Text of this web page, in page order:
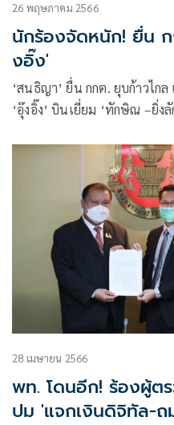
26 พฤษภาคม 2566
นักร้องจัดหนัก! ยื่น
งอิ๊ง'
‘สนธิญา’ ยื่น กกต. ยุบก้าวไก
‘อุ๊งอิ๊ง’ บินเยี่ยม ‘ทักษิณ –ยิ่
28 เมษายน 2566
พท. โดนอีก! ร้องผู้ต
ปม 'แจกเงินดิจิทัล-ถ